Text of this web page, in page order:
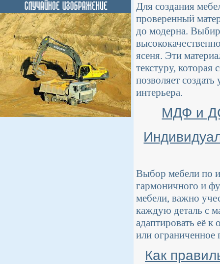
Для создания
проверенный
до модерна.
ясеня. Эти
текстуру, которая
позволяет
интерьера.
МДФ и
Выбор мебели по
гармоничного и
мебели, важно
каждую деталь с
адаптировать её
или ограниченное
Как